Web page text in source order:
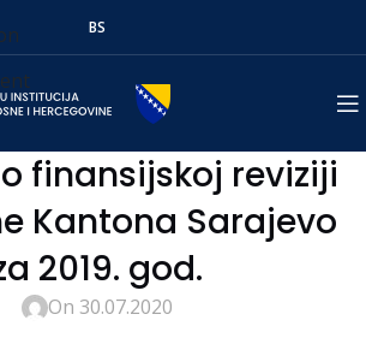
BS
finansijskoj reviziji
Kantona Sarajevo
2019. god.
On 30.07.2020